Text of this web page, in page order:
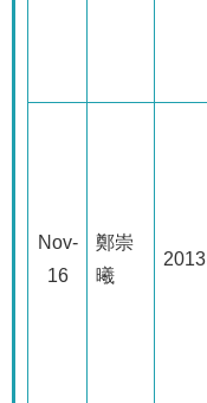
Nov-
16
鄭崇
曦
2013